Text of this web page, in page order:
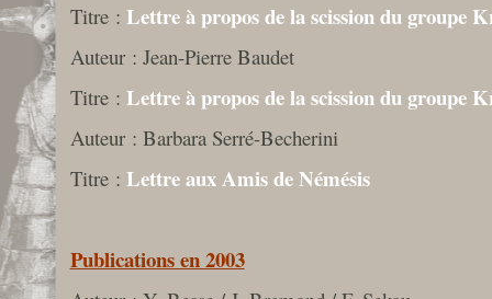
Titre : Lettre à propos de la scission du groupe
Auteur : Jean-Pierre Baudet
Titre : Lettre à propos de la scission du groupe
Auteur : Barbara Serré-Becherini
Titre : Lettre aux Amis de Némésis
Publications en 2003